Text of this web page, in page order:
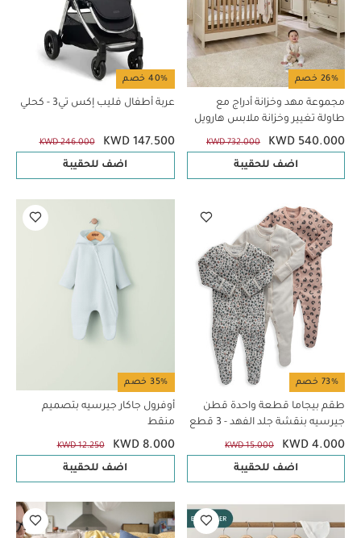
26% خصم
مجموعة مهد وخزانة أدراج مع
طاولة تغيير وخزانة ملابس هارويل
كشمير - 3 قطع
KWD 540.000
KWD 732.000
اضف للحقيبة
40% خصم
عربة أطفال فليب إكس تي3 - كحلي
KWD 147.500
KWD 246.000
اضف للحقيبة
73% خصم
طقم بيجاما قطعة واحدة قطن
جيرسيه بنقشة جلد الفهد - 3 قطع
KWD 4.000
KWD 15.000
اضف للحقيبة
35% خصم
أوفرول جاكار جيرسيه بتصميم
منقط
KWD 8.000
KWD 12.250
اضف للحقيبة